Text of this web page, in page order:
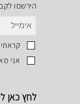
הירשמו
אני
לחץ כאן